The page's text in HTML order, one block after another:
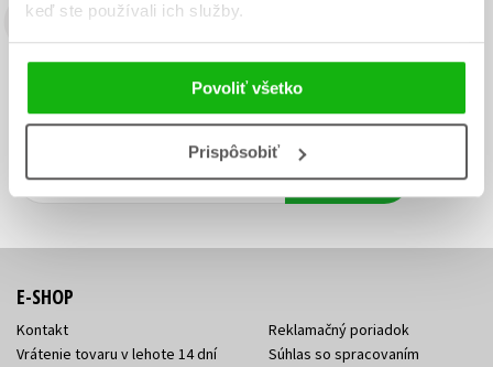
keď ste používali ich služby.
Povoliť všetko
Prispôsobiť
Budete to vedieť ako prvý!
výhodná zľava, aká beží súťaž o ceny?Prihláste sa k odberu našich
e-mailových noviniek!
emailová
adresa
emailová
adresa
Vaša emailová adresa Prihlásiť sa
E-SHOP
Kontakt
Vrátenie tovaru v lehote 14 dní
Reklamačný poriadok
Súhlas so spracovaním